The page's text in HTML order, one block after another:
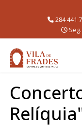
284 441
Seg.